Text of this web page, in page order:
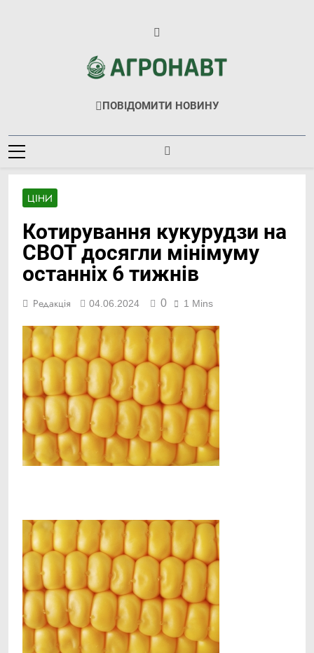
Агронавт
Новини Українського Агробізнесу
ПОВІДОМИТИ НОВИНУ
ЦІНИ
Котирування кукурудзи на
CBOT досягли мінімуму
останніх 6 тижнів
Редакція 04.06.2024 0 1 Mins
Link